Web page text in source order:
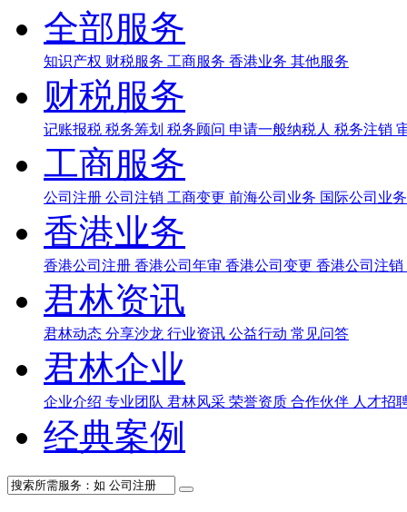
全部服务
知识产权 财税服务 工商服务 香港业务 其他服务
财税服务
记账报税 税务筹划 税务顾问 申请一般纳税人 税务注销
工商服务
公司注册 公司注销 工商变更 前海公司业务 国际公司业
香港业务
香港公司注册 香港公司年审 香港公司变更 香港公司注销
君林资讯
君林动态 分享沙龙 行业资讯 公益行动 常见问答
君林企业
企业介绍 专业团队 君林风采 荣誉资质 合作伙伴 人才招
经典案例